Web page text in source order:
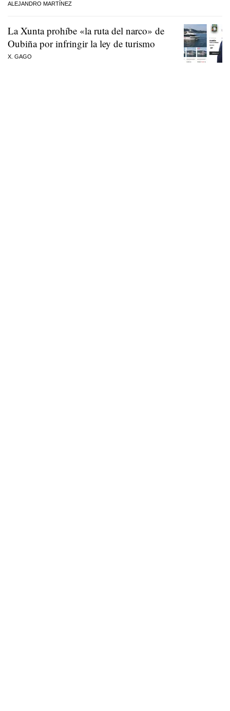
ALEJANDRO MARTÍNEZ
La Xunta prohíbe «la ruta del narco» de
Oubiña por infringir la ley de turismo
X. GAGO